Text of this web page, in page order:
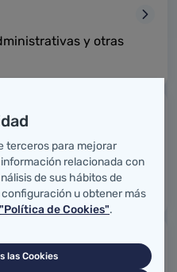
y otras
terceros para mejorar
relacionada con
de sus hábitos de
u obtener más
"Política de Cookies".
las Cookies